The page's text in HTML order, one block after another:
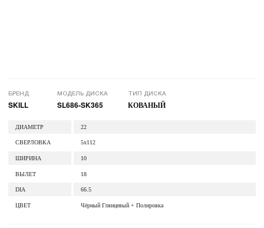
БРЕНД
SKILL
МОДЕЛЬ ДИСКА
SL686-SK365
ТИП ДИСКА
КОВАНЫЙ
ДИАМЕТР 22
СВЕРЛОВКА 5x112
ШИРИНА 10
ВЫЛЕТ 18
DIA 66.5
ЦВЕТ Чёрный Глянцевый + Полировка